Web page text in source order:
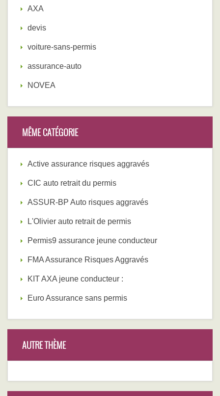
AXA
devis
voiture-sans-permis
assurance-auto
NOVEA
MÊME CATÉGORIE
Active assurance risques aggravés
CIC auto retrait du permis
ASSUR-BP Auto risques aggravés
L'Olivier auto retrait de permis
Permis9 assurance jeune conducteur
FMA Assurance Risques Aggravés
KIT AXA jeune conducteur :
Euro Assurance sans permis
AUTRE THÈME